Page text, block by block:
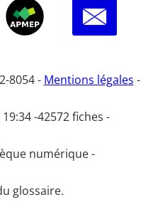
8054 - Mentions légales -
-42572 fiches -
numérique -
glossaire.